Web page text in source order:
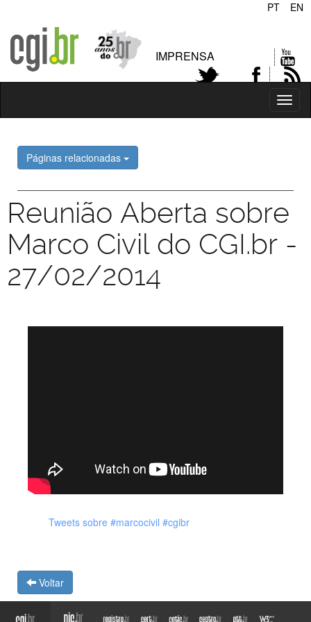
|
CGI.br
o
conteúdo
PT EN
IMPRENSA
Páginas relacionadas
Reunião Aberta sobre
Marco Civil do CGI.br -
27/02/2014
Tweets sobre #marcocivil #cgibr
Voltar